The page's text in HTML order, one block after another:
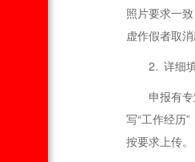
照片要求一
虚作假者取
2. 详细
申报有
写“工作经历
按要求上传。